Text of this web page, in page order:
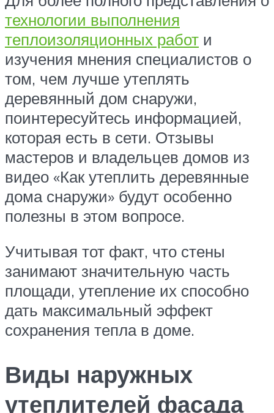
технологии выполнения
теплоизоляционных работ и
изучения мнения специалистов о
том, чем лучше утеплять
деревянный дом снаружи,
поинтересуйтесь информацией,
которая есть в сети. Отзывы
мастеров и владельцев домов из
видео «Как утеплить деревянные
дома снаружи» будут особенно
полезны в этом вопросе.
Учитывая тот факт, что стены
занимают значительную часть
площади, утепление их способно
дать максимальный эффект
сохранения тепла в доме.
Виды наружных
утеплителей фасада